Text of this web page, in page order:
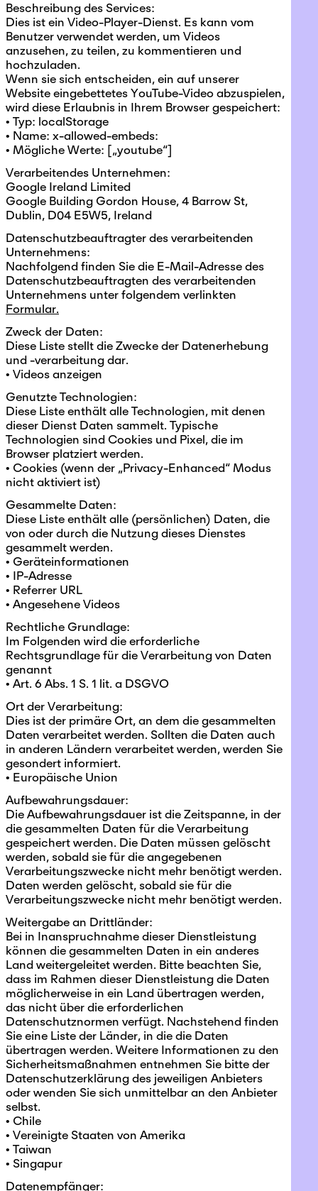
Beschreibung des Services:
Dies ist ein Video-Player-Dienst. Es kann vom
Benutzer verwendet werden, um Videos
anzusehen, zu teilen, zu kommentieren und
hochzuladen.
Wenn sie sich entscheiden, ein auf unserer
Website eingebettetes YouTube-Video abzuspielen,
wird diese Erlaubnis in Ihrem Browser gespeichert:
• Typ: localStorage
• Name: x-allowed-embeds:
• Mögliche Werte: [„youtube“]
Verarbeitendes Unternehmen:
Google Ireland Limited
Google Building Gordon House, 4 Barrow St,
Dublin, D04 E5W5, Ireland
Datenschutzbeauftragter des verarbeitenden
Unternehmens:
Nachfolgend finden Sie die E-Mail-Adresse des
Datenschutzbeauftragten des verarbeitenden
Unternehmens unter folgendem verlinkten
Formular.
Zweck der Daten:
Diese Liste stellt die Zwecke der Datenerhebung
und -verarbeitung dar.
• Videos anzeigen
Genutzte Technologien:
Diese Liste enthält alle Technologien, mit denen
dieser Dienst Daten sammelt. Typische
Technologien sind Cookies und Pixel, die im
Browser platziert werden.
• Cookies (wenn der „Privacy-Enhanced“ Modus
nicht aktiviert ist)
Gesammelte Daten:
Diese Liste enthält alle (persönlichen) Daten, die
von oder durch die Nutzung dieses Dienstes
gesammelt werden.
• Geräteinformationen
• IP-Adresse
• Referrer URL
• Angesehene Videos
Rechtliche Grundlage:
Im Folgenden wird die erforderliche
Rechtsgrundlage für die Verarbeitung von Daten
genannt
• Art. 6 Abs. 1 S. 1 lit. a DSGVO
Ort der Verarbeitung:
Dies ist der primäre Ort, an dem die gesammelten
Daten verarbeitet werden. Sollten die Daten auch
in anderen Ländern verarbeitet werden, werden Sie
gesondert informiert.
• Europäische Union
Aufbewahrungsdauer:
Die Aufbewahrungsdauer ist die Zeitspanne, in der
die gesammelten Daten für die Verarbeitung
gespeichert werden. Die Daten müssen gelöscht
werden, sobald sie für die angegebenen
Verarbeitungszwecke nicht mehr benötigt werden.
Daten werden gelöscht, sobald sie für die
Verarbeitungszwecke nicht mehr benötigt werden.
Weitergabe an Drittländer:
Bei in Inanspruchnahme dieser Dienstleistung
können die gesammelten Daten in ein anderes
Land weitergeleitet werden. Bitte beachten Sie,
dass im Rahmen dieser Dienstleistung die Daten
möglicherweise in ein Land übertragen werden,
das nicht über die erforderlichen
Datenschutznormen verfügt. Nachstehend finden
Sie eine Liste der Länder, in die die Daten
übertragen werden. Weitere Informationen zu den
Sicherheitsmaßnahmen entnehmen Sie bitte der
Datenschutzerklärung des jeweiligen Anbieters
oder wenden Sie sich unmittelbar an den Anbieter
selbst.
• Chile
• Vereinigte Staaten von Amerika
• Taiwan
• Singapur
Datenempfänger: